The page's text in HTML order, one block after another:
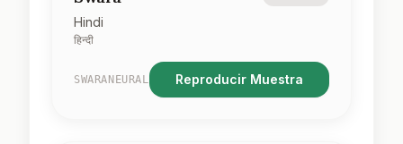
Hindi
हिन्दी
SWARANEURAL Reproducir Muestra